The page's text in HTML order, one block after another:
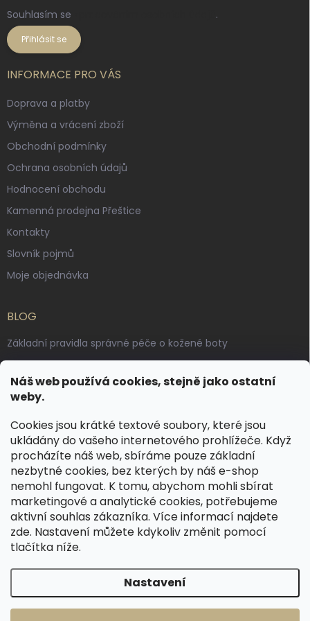
Náš web používá cookies, stejně jako ostatní
weby.
Cookies jsou krátké textové soubory, které jsou
ukládány do vašeho internetového prohlížeče. Když
procházíte náš web, sbíráme pouze základní
nezbytné cookies, bez kterých by náš e-shop
nemohl fungovat. K tomu, abychom mohli sbírat
marketingové a analytické cookies, potřebujeme
aktivní souhlas zákazníka. Více informací najdete
zde. Nastavení můžete kdykoliv změnit pomocí
tlačítka níže.
Nastavení
Souhlasím se .
Přihlásit se
INFORMACE PRO VÁS
Doprava a platby
Výměna a vrácení zboží
Obchodní podmínky
Ochrana osobních údajů
Hodnocení obchodu
Kamenná prodejna Přeštice
Kontakty
Slovník pojmů
Moje objednávka
BLOG
Základní pravidla správné péče o kožené boty
Výroba českých kožených opasků: vůně pravé kůže, dotek
řemesla
KONTAKT
dotazy@spongr.cz
+420 776 663 962
https://www.facebook.com/spongr.cz
spongr.cz